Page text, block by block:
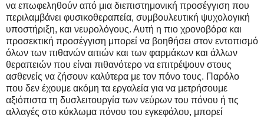
να επωφεληθούν από μια διεπιστημονική προσέγγιση που
περιλαμβάνει φυσικοθεραπεία, συμβουλευτική ψυχολογική
υποστήριξη, και νευρολόγους. Αυτή η πιο χρονοβόρα και
προσεκτική προσέγγιση μπορεί να βοηθήσει στον εντοπισμό
όλων των πιθανών αιτιών και των φαρμάκων και άλλων
θεραπειών που είναι πιθανότερο να επιτρέψουν στους
ασθενείς να ζήσουν καλύτερα με τον πόνο τους. Παρόλο
που δεν έχουμε ακόμη τα εργαλεία για να μετρήσουμε
αξιόπιστα τη δυσλειτουργία των νεύρων του πόνου ή τις
αλλαγές στο κύκλωμα πόνου του εγκεφάλου, μπορεί